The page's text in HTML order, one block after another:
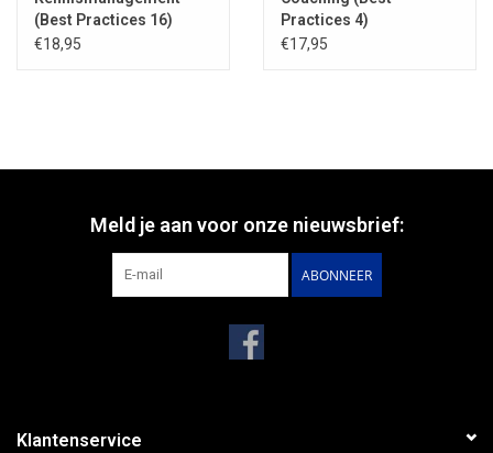
(Best Practices 16)
€18,95
Practices 4)
€17,95
Meld je aan voor onze nieuwsbrief:
ABONNEER
Klantenservice